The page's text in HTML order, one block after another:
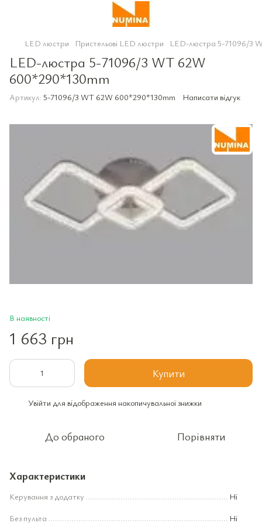
LED люстри Пристельові LED люстри LED-люстра 5-71096/3
LED-люстра 5-71096/3 WT 62W
600*290*130mm
Артикул: 5-71096/3 WT 62W 600*290*130mm Написати відгук
В наявності
1 663 грн
Купити
Увійти для відображення накопичувальної знижки
До обраного Порівняти
Характеристики
Керування з додатку
Ні
Без пульта
Ні